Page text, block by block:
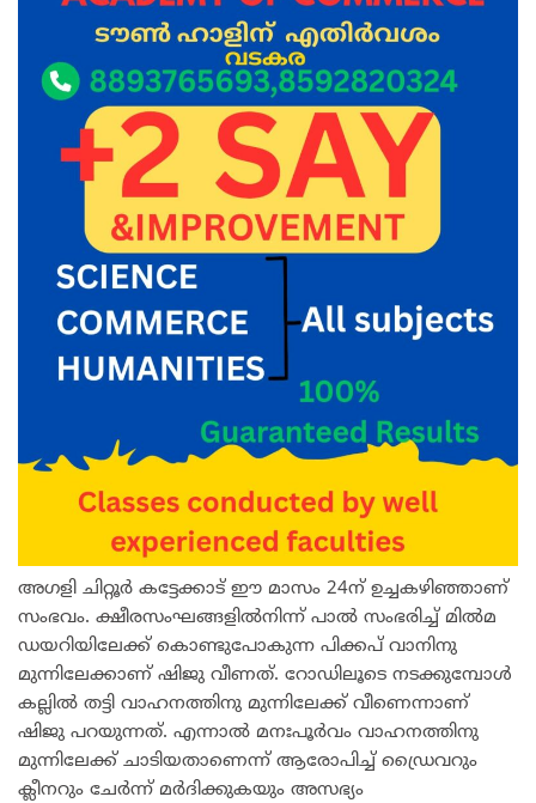
അഗളി ചിറ്റൂർ കട്ടേക്കാട് ഈ മാസം 24ന് ഉച്ചകഴിഞ്ഞാണ്
സംഭവം. ക്ഷീരസംഘങ്ങളിൽനിന്ന് പാൽ സംഭരിച്ച് മിൽമ
ഡയറിയിലേക്ക് കൊണ്ടുപോകുന്ന പിക്കപ് വാനിനു
മുന്നിലേക്കാണ് ഷിജു വീണത്. റോഡിലൂടെ നടക്കുമ്പോൾ
കല്ലിൽ തട്ടി വാഹനത്തിനു മുന്നിലേക്ക് വീണെന്നാണ്
ഷിജു പറയുന്നത്. എന്നാൽ മനഃപൂർവം വാഹനത്തിനു
മുന്നിലേക്ക് ചാടിയതാണെന്ന് ആരോപിച്ച് ഡ്രൈവറും
ക്ലീനറും ചേർന്ന് മർദിക്കുകയും അസഭ്യം